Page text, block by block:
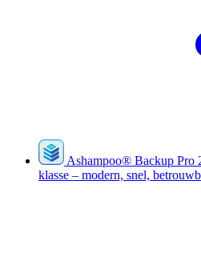
Ashampoo® Backup Pro
klasse – modern, snel,